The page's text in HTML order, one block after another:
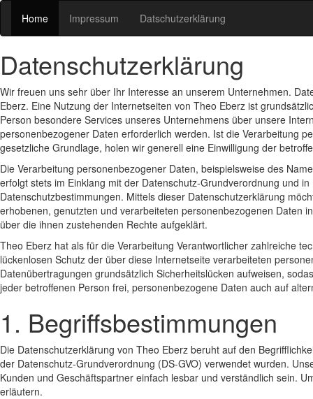
Home Impressum Datschutzerklärung
Datenschutzerklärung
Wir freuen uns sehr über Ihr Interesse an unserem Unternehmen.
Eberz. Eine Nutzung der Internetseiten von Theo Eberz ist
Person besondere Services unseres Unternehmens über unsere
personenbezogener Daten erforderlich werden. Ist die Verarbeitung
gesetzliche Grundlage, holen wir generell eine Einwilligung der
Die Verarbeitung personenbezogener Daten, beispielsweise des
erfolgt stets im Einklang mit der Datenschutz-Grundverordnung und
Datenschutzbestimmungen. Mittels dieser Datenschutzerklärung
erhobenen, genutzten und verarbeiteten personenbezogenen Daten
über die ihnen zustehenden Rechte aufgeklärt.
Theo Eberz hat als für die Verarbeitung Verantwortlicher zahlreiche
lückenlosen Schutz der über diese Internetseite verarbeiteten
Datenübertragungen grundsätzlich Sicherheitslücken aufweisen,
jeder betroffenen Person frei, personenbezogene Daten auch auf
1. Begriffsbestimmungen
Die Datenschutzerklärung von Theo Eberz beruht auf den
der Datenschutz-Grundverordnung (DS-GVO) verwendet wurden.
Kunden und Geschäftspartner einfach lesbar und verständlich sein.
erläutern.